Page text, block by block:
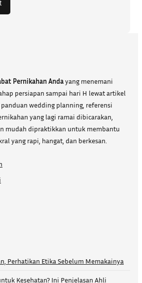
Pernikahan Andayang menemani
persiapan sampai hari H lewat artikel
wedding planning, referensi
yang lagi ramai dibicarakan,
mudah dipraktikkan untuk membantu
yang rapi, hangat, dan berkesan.
Perhatikan Etika Sebelum Memakainya
Kesehatan? Ini Penjelasan Ahli